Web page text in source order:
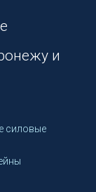
и
силовые